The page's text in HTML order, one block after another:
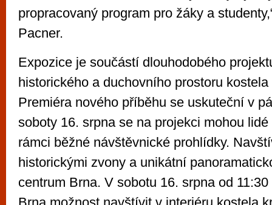
propracovaný program pro žáky a
Pacner.
Expozice je součástí dlouhodobého
historického a duchovního prostoru kostela
Premiéra nového příběhu se uskuteční v
soboty 16. srpna se na projekci mohou
rámci běžné návštěvnické prohlídky.
historickými zvony a unikátní
centrum Brna. V sobotu 16. srpna od